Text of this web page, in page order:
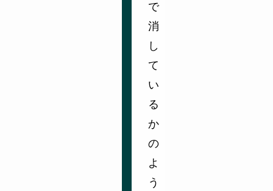
で
消
し
て
い
る
か
の
よ
う